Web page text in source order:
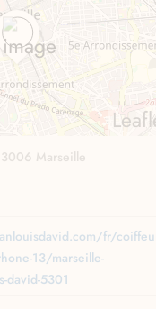
Marseille
fr/
13/marseille-
david-5301